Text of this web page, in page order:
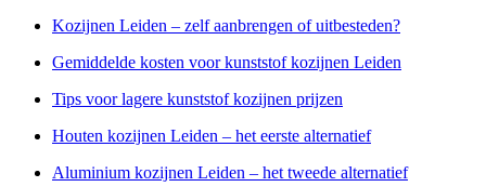
Kozijnen Leiden – zelf aanbrengen of uitbesteden?
Gemiddelde kosten voor kunststof kozijnen Leiden
Tips voor lagere kunststof kozijnen prijzen
Houten kozijnen Leiden – het eerste alternatief
Aluminium kozijnen Leiden – het tweede alternatief